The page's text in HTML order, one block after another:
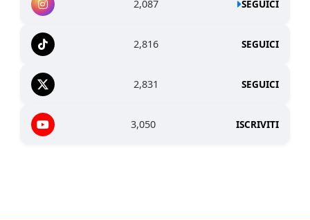
2,087 SEGUICI
2,816 SEGUICI
2,831 SEGUICI
3,050 ISCRIVITI